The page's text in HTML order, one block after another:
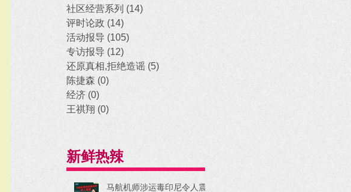
社区经营系列 (14)
评时论政 (14)
活动报导 (105)
专访报导 (12)
还原真相,拒绝造谣 (5)
陈捷森 (0)
经济 (0)
王祺翔 (0)
新鲜热辣
马航机师涉运毒印尼令人震